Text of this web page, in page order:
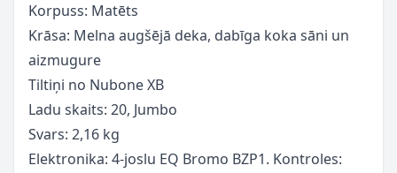
Korpuss: Matēts
Krāsa: Melna augšējā deka, dabīga koka sāni un
aizmugure
Tiltiņi no Nubone XB
Ladu skaits: 20, Jumbo
Svars: 2,16 kg
Elektronika: 4-joslu EQ Bromo BZP1. Kontroles: